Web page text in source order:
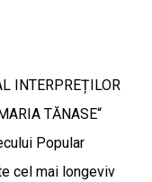
INTERPREȚILOR
TĂNASE“
Popular
cel mai longeviv